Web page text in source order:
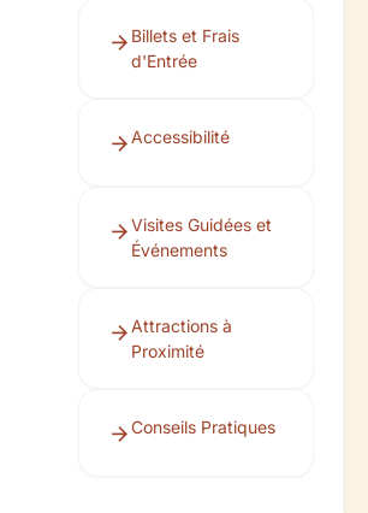
Billets et Frais
d'Entrée
Accessibilité
Visites Guidées et
Événements
Attractions à
Proximité
Conseils Pratiques